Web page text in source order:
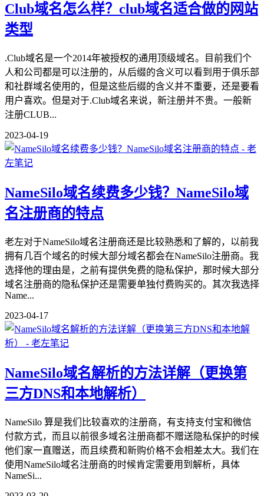
Club域名怎么样？club域名适合做的网站
类型
.Club域名是一个2014年被授权的通用顶级域名。目前我们个
人和公司都是可以注册的，从后缀的含义可以看到用于俱乐部
和社群域名使用的，但是这些后缀的含义并不重要，还是要看
用户喜欢。但是对于.Club域名来说，新注册并不贵。一般新
注册CLUB...
2023-04-19
NameSilo域名续费多少钱？NameSilo域
名注册商的特点
老左对于NameSilo域名注册商还是比较熟悉和了解的，以前我
拥有几百个域名的时候大部分域名都会在NameSilo注册商。我
选择他的理由是，之前有提供免费的隐私保护，那时候大部分
域名注册商的隐私保护还是需要单独付费购买的。其次我选择
Name...
2023-04-17
NameSilo域名解析的方法详解（更换第
三方DNS和本地解析）
NameSilo 算是我们比较喜欢的注册商，有支持支付宝和微信
付款方式，而且以前很多域名注册商都不赠送隐私保护的时候
他们家一直赠送，而且续费和新购价格不会相差太大。我们在
使用NameSilo域名注册商的时候肯定需要用到解析，具体
NameSi...